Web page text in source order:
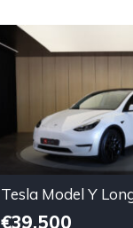
€39,500